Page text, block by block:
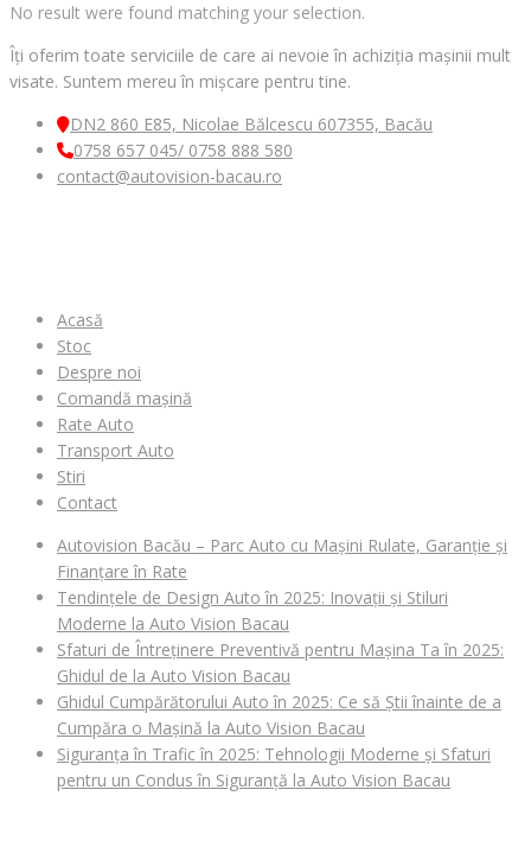
No result were found matching your selection.
Îți oferim toate serviciile de care ai nevoie în achiziția mașinii mult
visate. Suntem mereu în mișcare pentru tine.
DN2 860 E85, Nicolae Bălcescu 607355, Bacău
0758 657 045/ 0758 888 580
contact@autovision-bacau.ro
Acasă
Stoc
Despre noi
Comandă mașină
Rate Auto
Transport Auto
Stiri
Contact
Autovision Bacău – Parc Auto cu Mașini Rulate, Garanție și
Finanțare în Rate
Tendințele de Design Auto în 2025: Inovații și Stiluri
Moderne la Auto Vision Bacau
Sfaturi de Întreținere Preventivă pentru Mașina Ta în 2025:
Ghidul de la Auto Vision Bacau
Ghidul Cumpărătorului Auto în 2025: Ce să Știi înainte de a
Cumpăra o Mașină la Auto Vision Bacau
Siguranța în Trafic în 2025: Tehnologii Moderne și Sfaturi
pentru un Condus în Siguranță la Auto Vision Bacau